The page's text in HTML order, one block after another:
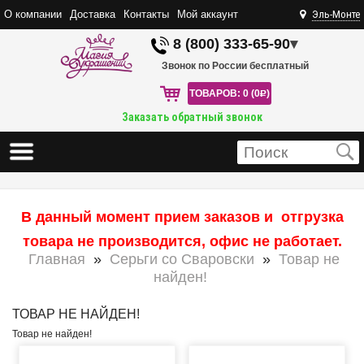
О компании Доставка Контакты Мой аккаунт Эль-Монте
8 (800) 333-65-90▾
Звонок по России бесплатный
ТОВАРОВ: 0 (0R)
Заказать обратный звонок
В данный момент прием заказов и отгрузка
товара не производится, офис не работает.
Главная » Серьги со Сваровски » Товар не
найден!
ТОВАР НЕ НАЙДЕН!
Товар не найден!